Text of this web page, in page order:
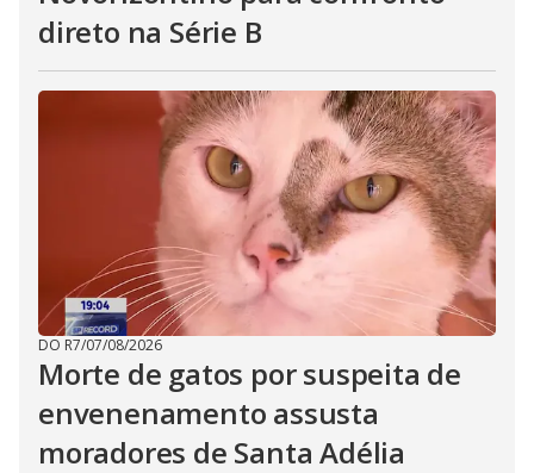
direto na Série B
DO R7/07/08/2026
Morte de gatos por suspeita de
envenenamento assusta
moradores de Santa Adélia